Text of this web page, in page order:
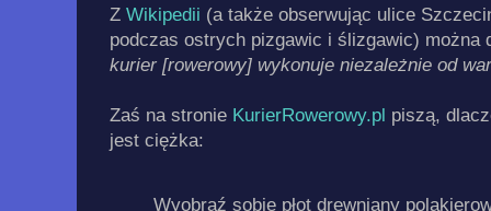
Z Wikipedii (a także obserwując ulice
podczas ostrych pizgawic i ślizgawic) można
kurier [rowerowy] wykonuje niezależnie od
Zaś na stronie KurierRowerowy.pl piszą,
jest ciężka:
Wyobraź sobie płot drewniany